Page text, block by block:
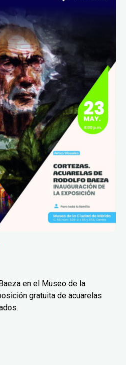
en el Museo de la
gratuita de acuarelas